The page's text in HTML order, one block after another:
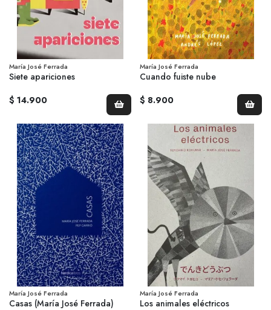
María José Ferrada
Siete apariciones
$ 14.900
María José Ferrada
Cuando fuiste nube
$ 8.900
María José Ferrada
Casas (María José Ferrada)
María José Ferrada
Los animales eléctricos